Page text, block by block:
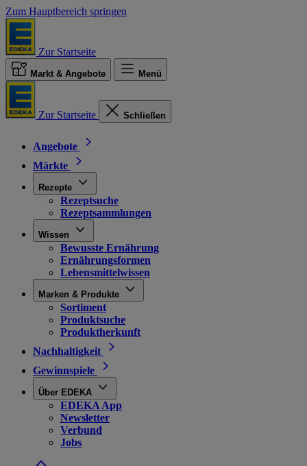
Zum Hauptbereich springen
Zur Startseite
Markt & Angebote Menü
Zur Startseite Schließen
Angebote
Märkte
Rezepte
Rezeptsuche
Rezeptsammlungen
Wissen
Bewusste Ernährung
Ernährungsformen
Lebensmittelwissen
Marken & Produkte
Sortiment
Produktsuche
Produktherkunft
Nachhaltigkeit
Gewinnspiele
Über EDEKA
EDEKA App
Newsletter
Verbund
Jobs